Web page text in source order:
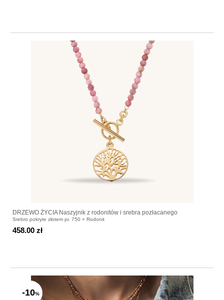
DRZEWO ŻYCIA Naszyjnik z rodonitów i srebra pozłacanego
Srebro pokryte złotem pr. 750 + Rodonit
458.00 zł
-10%